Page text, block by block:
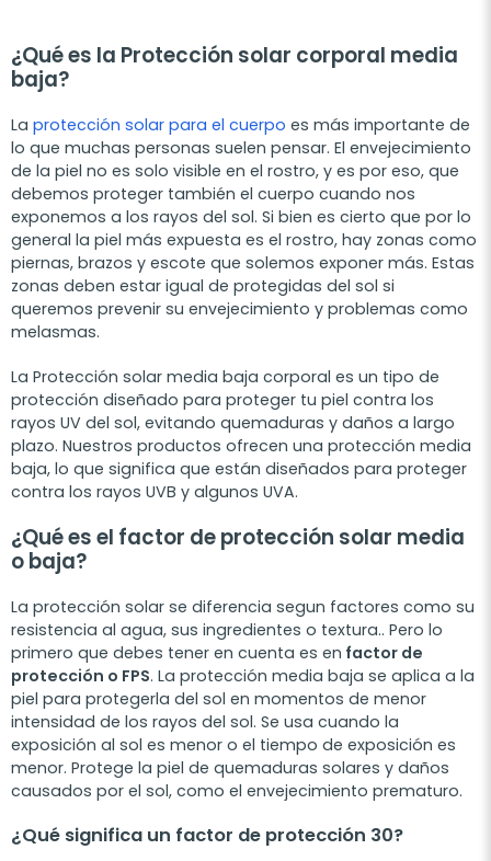
¿Qué es la Protección solar corporal media
baja?
La protección solar para el cuerpo es más importante de
lo que muchas personas suelen pensar. El envejecimiento
de la piel no es solo visible en el rostro, y es por eso, que
debemos proteger también el cuerpo cuando nos
exponemos a los rayos del sol. Si bien es cierto que por lo
general la piel más expuesta es el rostro, hay zonas como
piernas, brazos y escote que solemos exponer más. Estas
zonas deben estar igual de protegidas del sol si
queremos prevenir su envejecimiento y problemas como
melasmas.
La Protección solar media baja corporal es un tipo de
protección diseñado para proteger tu piel contra los
rayos UV del sol, evitando quemaduras y daños a largo
plazo. Nuestros productos ofrecen una protección media
baja, lo que significa que están diseñados para proteger
contra los rayos UVB y algunos UVA.
¿Qué es el factor de protección solar media
o baja?
La protección solar se diferencia segun factores como su
resistencia al agua, sus ingredientes o textura.. Pero lo
primero que debes tener en cuenta es en factor de
protección o FPS. La protección media baja se aplica a la
piel para protegerla del sol en momentos de menor
intensidad de los rayos del sol. Se usa cuando la
exposición al sol es menor o el tiempo de exposición es
menor. Protege la piel de quemaduras solares y daños
causados por el sol, como el envejecimiento prematuro.
¿Qué significa un factor de protección 30?